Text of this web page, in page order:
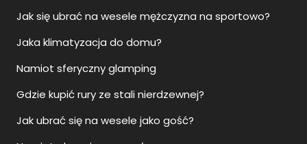
Jak się ubrać na wesele mężczyzna na sportowo?
Jaka klimatyzacja do domu?
Namiot sferyczny glamping
Gdzie kupić rury ze stali nierdzewnej?
Jak ubrać się na wesele jako gość?